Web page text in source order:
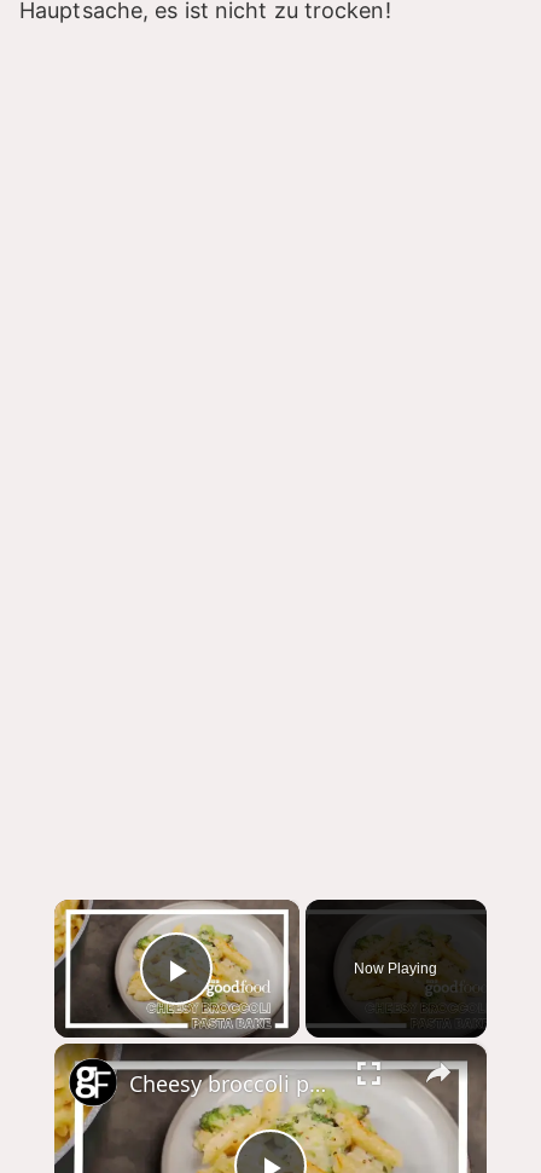
Hauptsache, es ist nicht zu trocken!
×
Play Video
Now Playing
×
Cheesy broccoli pasta bake